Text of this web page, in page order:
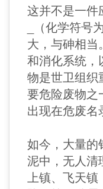
这并不是一件
_（化学符号
大，与砷相
和消化系统，
物是世卫组织
要危险废物之
出现在危废名
如今，大量的
泥中，无人清
上镇、飞天